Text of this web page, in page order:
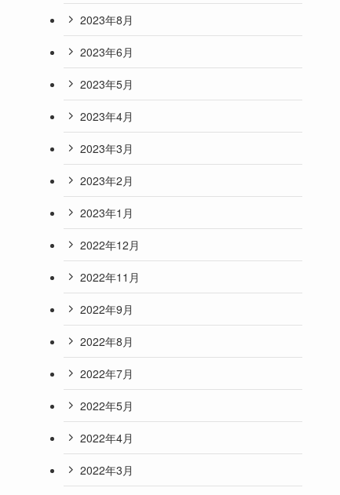
2023年8月
2023年6月
2023年5月
2023年4月
2023年3月
2023年2月
2023年1月
2022年12月
2022年11月
2022年9月
2022年8月
2022年7月
2022年5月
2022年4月
2022年3月